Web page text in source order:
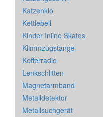
Katzenklo
Kettlebell
Kinder Inline Skates
Klimmzugstange
Kofferradio
Lenkschlitten
Magnetarmband
Metalldetektor
Metallsuchgerät